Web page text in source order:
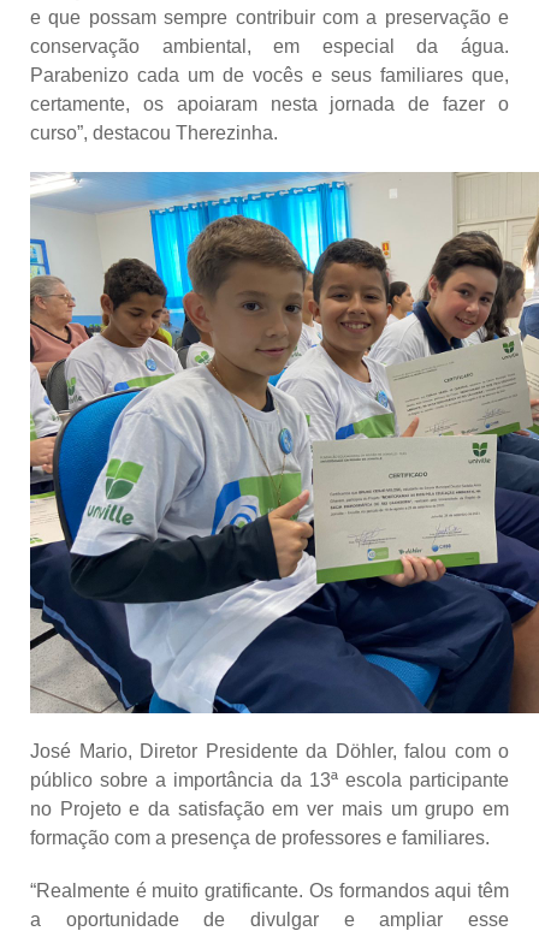
e que possam sempre contribuir com a preservação e
conservação ambiental, em especial da água.
Parabenizo cada um de vocês e seus familiares que,
certamente, os apoiaram nesta jornada de fazer o
curso”, destacou Therezinha.
José Mario, Diretor Presidente da Döhler, falou com o
público sobre a importância da 13ª escola participante
no Projeto e da satisfação em ver mais um grupo em
formação com a presença de professores e familiares.
“Realmente é muito gratificante. Os formandos aqui têm
a oportunidade de divulgar e ampliar esse